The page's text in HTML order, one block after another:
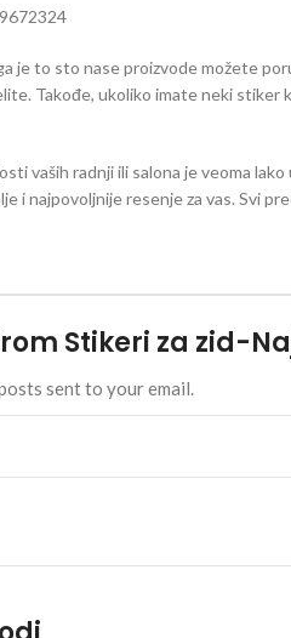
je to sto nase proizvode možete
Takođe, ukoliko imate neki stiker
vaših radnji ili salona je veoma
i najpovoljnije resenje za vas. Svi
Stikeri za zid-
sent to your email.